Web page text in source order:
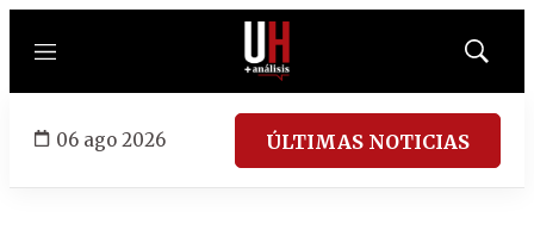
Menú
Mostrar
06 ago 2026 ÚLTIMAS NOTICIAS